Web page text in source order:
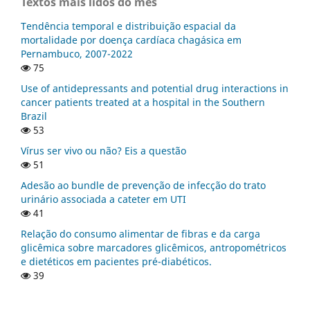
Tendência temporal e distribuição espacial da
mortalidade por doença cardíaca chagásica em
Pernambuco, 2007-2022
75
Use of antidepressants and potential drug interactions in
cancer patients treated at a hospital in the Southern
Brazil
53
Vírus ser vivo ou não? Eis a questão
51
Adesão ao bundle de prevenção de infecção do trato
urinário associada a cateter em UTI
41
Relação do consumo alimentar de fibras e da carga
glicêmica sobre marcadores glicêmicos, antropométricos
e dietéticos em pacientes pré-diabéticos.
39